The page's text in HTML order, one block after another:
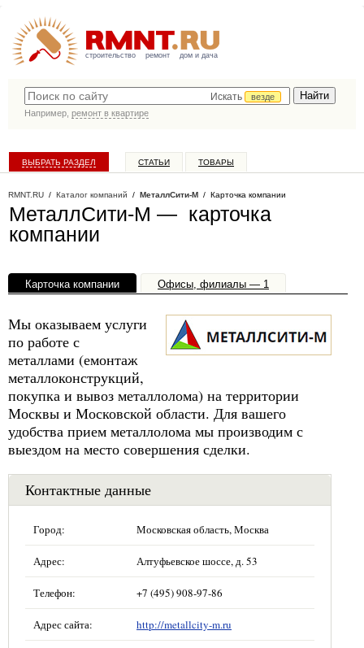
строительство ремонт дом и дача
Искать
везде
Например, ремонт в квартире
ВЫБРАТЬ РАЗДЕЛ СТАТЬИ ТОВАРЫ
RMNT.RU / Каталог компаний / МеталлСити-М / Карточка компании
МеталлСити-М — карточка
компании
Карточка компании Офисы, филиалы — 1
Мы оказываем услуги
по работе с
металлами (емонтаж
металлоконструкций,
покупка и вывоз металлолома) на территории
Москвы и Московской области. Для вашего
удобства прием металлолома мы производим с
выездом на место совершения сделки.
Контактные данные
Город: Московская область, Москва
Адрес: Алтуфьевское шоссе, д. 53
Телефон: +7 (495) 908-97-86
Адрес сайта: http://metallcity-m.ru